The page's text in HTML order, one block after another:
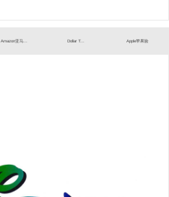
Amazon亚马... Dollar T... Apple苹果验